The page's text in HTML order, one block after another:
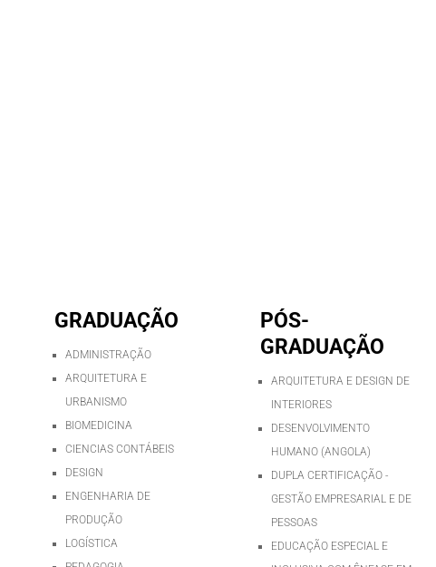
GRADUAÇÃO
ADMINISTRAÇÃO
ARQUITETURA E
URBANISMO
BIOMEDICINA
CIENCIAS CONTÁBEIS
DESIGN
ENGENHARIA DE
PRODUÇÃO
LOGÍSTICA
PÓS-
GRADUAÇÃO
ARQUITETURA E DESIGN DE
INTERIORES
DESENVOLVIMENTO
HUMANO (ANGOLA)
DUPLA CERTIFICAÇÃO -
GESTÃO EMPRESARIAL E DE
PESSOAS
EDUCAÇÃO ESPECIAL E